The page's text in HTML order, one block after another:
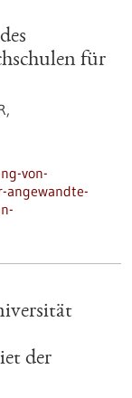
für
von-
angewandte-
der